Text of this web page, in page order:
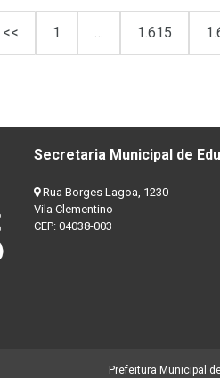
<< 1 … 1.615
Secretaria Municipal de
Rua Borges Lagoa, 1230
Vila Clementino
CEP: 04038-003
Prefeitura Municipal